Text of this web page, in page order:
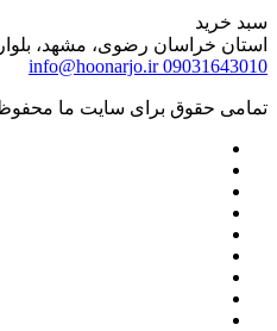
سبد خرید
استان خراسان رضوی، مشهد،
09031643010
info@hoonarjo.ir
تمامی حقوق برای سایت ما